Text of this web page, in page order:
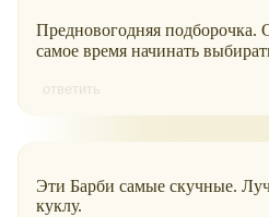
Предновогодняя подборочка.
самое время начинать
ответить
Эти Барби самые скучные.
куклу.